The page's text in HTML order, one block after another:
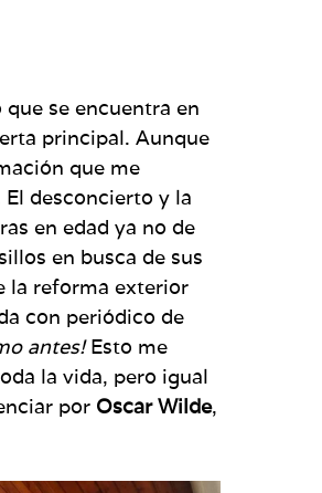
se encuentra en
principal. Aunque
que me
El desconcierto y la
en edad ya no de
en busca de sus
la reforma exterior
con periódico de
antes!Esto me
la vida, pero igual
por Oscar Wilde,